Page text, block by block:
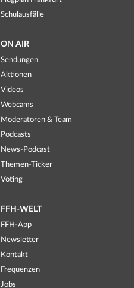
Schulausfälle
ON AIR
Sendungen
Aktionen
Videos
Webcams
Moderatoren & Team
Podcasts
News-Podcast
Themen-Ticker
Voting
FFH-WELT
FFH-App
Newsletter
Kontakt
Frequenzen
Jobs